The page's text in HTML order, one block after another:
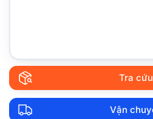
Tra cứu
Vận